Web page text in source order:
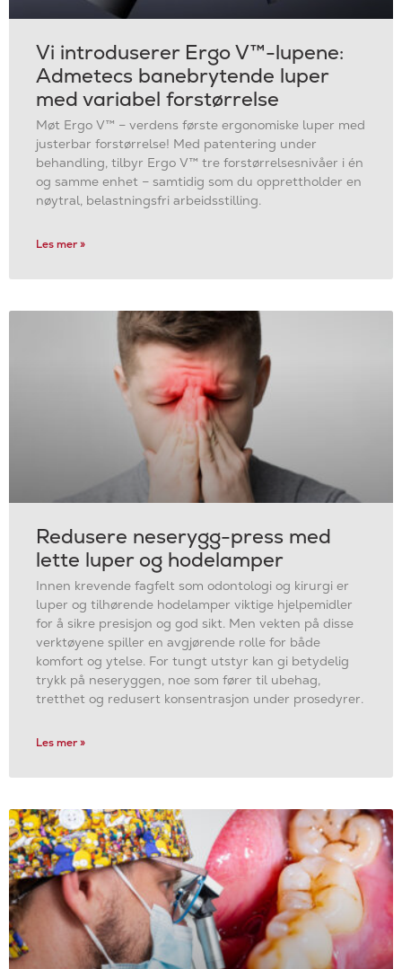
Vi introduserer Ergo V™-lupene:
Admetecs banebrytende luper
med variabel forstørrelse
Møt Ergo V™ – verdens første ergonomiske luper med
justerbar forstørrelse! Med patentering under
behandling, tilbyr Ergo V™ tre forstørrelsesnivåer i én
og samme enhet – samtidig som du opprettholder en
nøytral, belastningsfri arbeidsstilling.
Les mer »
Redusere neserygg-press med
lette luper og hodelamper
Innen krevende fagfelt som odontologi og kirurgi er
luper og tilhørende hodelamper viktige hjelpemidler
for å sikre presisjon og god sikt. Men vekten på disse
verktøyene spiller en avgjørende rolle for både
komfort og ytelse. For tungt utstyr kan gi betydelig
trykk på neseryggen, noe som fører til ubehag,
tretthet og redusert konsentrasjon under prosedyrer.
Les mer »